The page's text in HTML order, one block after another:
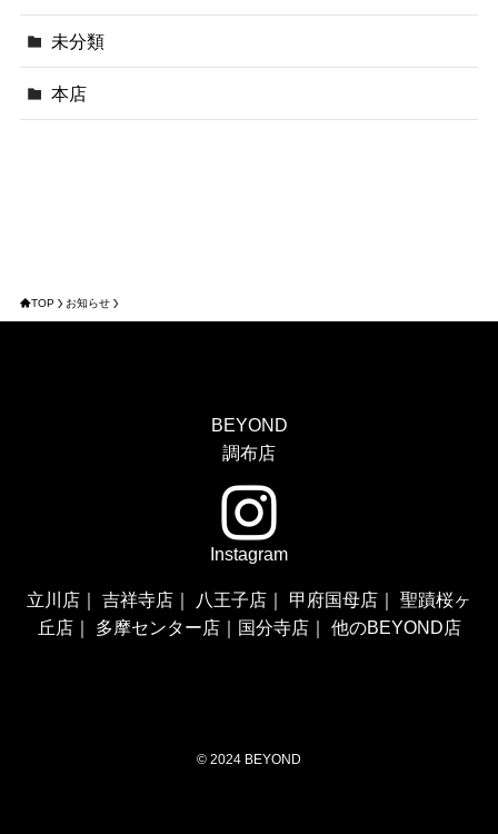
未分類
本店
TOP お知らせ
BEYOND
調布店
Instagram
立川店 ｜ 吉祥寺店 ｜ 八王子店 ｜ 甲府国母店 ｜ 聖蹟桜ヶ
丘店｜ 多摩センター店｜ 国分寺店｜ 他のBEYOND店
© 2024 BEYOND